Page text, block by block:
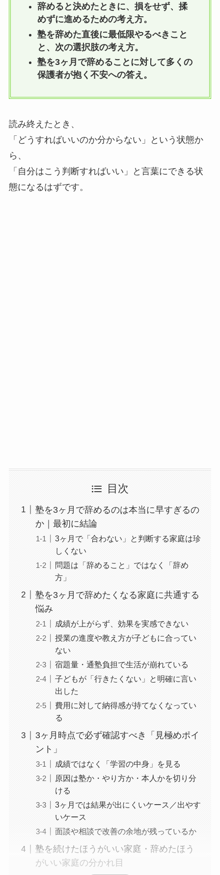
辞めると決めたときに、損をせず、揉
めずに進めるための考え方。
塾を辞めた直後に最低限やるべきこと
と、次の選択肢の考え方。
塾を3ヶ月で辞めることに対して多くの
保護者が抱く不安への答え。
読み終えたとき、
「どうすればいいのか分からない」という状態か
ら、
「自分はこう判断すればいい」と言葉にできる状
態になるはずです。
目次
塾を3ヶ月で辞めるのは本当に早すぎるの
か｜最初に結論
3ヶ月で「合わない」と判断する家庭は珍
しくない
問題は「辞めること」ではなく「辞め
方」
塾を3ヶ月で辞めたくなる家庭に共通する
悩み
成績が上がらず、効果を実感できない
授業の進度や教え方が子どもに合ってい
ない
宿題量・通塾負担で生活が崩れている
子どもが「行きたくない」と明確に言い
出した
費用に対して納得感が持てなくなってい
る
3ヶ月時点で必ず確認すべき「見極めポイ
ント」
成績ではなく「学習の中身」を見る
原因は塾か・やり方か・本人かを切り分
ける
3ヶ月では結果が出にくいケース／出やす
いケース
面談や相談で改善の余地が残っているか
塾を続けたほうがいい家庭・辞めたほう
がいい家庭の分かれ目